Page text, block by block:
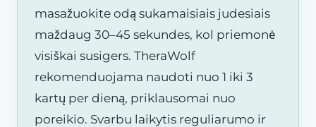
masažuokite odą sukamaisiais judesiais
maždaug 30–45 sekundes, kol priemonė
visiškai susigers. TheraWolf
rekomenduojama naudoti nuo 1 iki 3
kartų per dieną, priklausomai nuo
poreikio. Svarbu laikytis reguliarumo ir